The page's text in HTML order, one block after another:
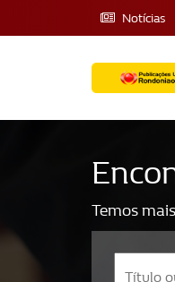
Notícias
Temos